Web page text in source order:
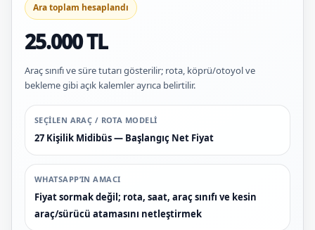
Ara toplam hesaplandı
25.000 TL
Araç sınıfı ve süre tutarı gösterilir; rota, köprü/otoyol ve
bekleme gibi açık kalemler ayrıca belirtilir.
SEÇILEN ARAÇ / ROTA MODELI
27 Kişilik Midibüs — Başlangıç Net Fiyat
WHATSAPP’IN AMACI
Fiyat sormak değil; rota, saat, araç sınıfı ve kesin
araç/sürücü atamasını netleştirmek